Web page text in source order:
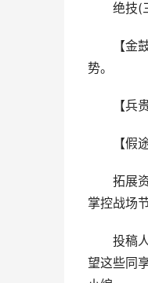
绝技(三
【金鼓
势。
【兵贵
【假途
拓展资
掌控战场
投稿人
望这些同